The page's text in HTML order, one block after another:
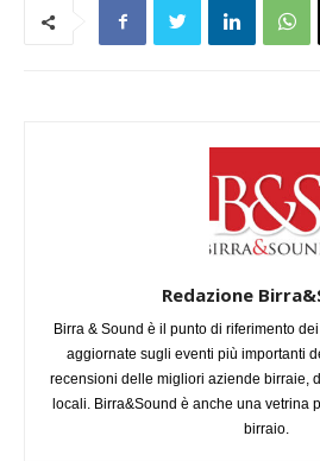
Redazione
Birra & Sound è il punto di riferimento
aggiornate sugli eventi più importanti
recensioni delle migliori aziende birraie,
locali. Birra&Sound è anche una vetrina
birraio.